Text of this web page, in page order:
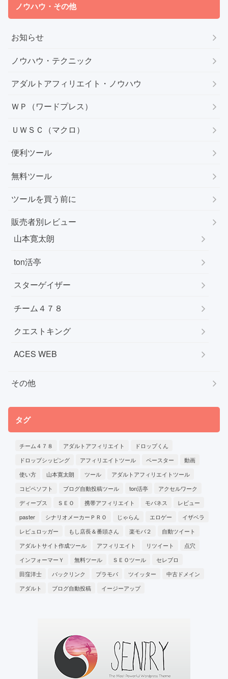
ノウハウ・その他
お知らせ
ノウハウ・テクニック
アダルトアフィリエイト・ノウハウ
ＷＰ（ワードプレス）
ＵＷＳＣ（マクロ）
便利ツール
無料ツール
ツールを買う前に
販売者別レビュー
山本寛太朗
ton活亭
スターゲイザー
チーム４７８
クエストキング
ACES WEB
その他
タグ
チーム４７８ アダルトアフィリエイト
ドロップくん
ドロップシッピング
アフィリエイトツール ペースター
動画
使い方
山本寛太朗 ツール
アダルトアフィリエイトツール
コピペソフト
ブログ自動投稿ツール ton活亭
アクセルワーク
ディープス
ＳＥＯ 携帯アフィリエイト モバネス
レビュー
paster
シナリオメーカーＰＲＯ じゃらん エロゲー
イザベラ
レビュロッガー
もし店長＆番頭さん 楽モバ２
自動ツイート
アダルトサイト作成ツール
アフィリエイト リツイート
点穴
インフォーマーＹ
無料ツール ＳＥＯツール
セレブロ
田窪洋士
バックリンク プラモバ ツイッター
中古ドメイン
アダルト
ブログ自動投稿 イージーアップ